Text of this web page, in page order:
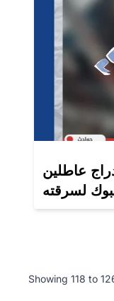
2024.. استدراج عاطلين
لسرقته
Showing 118 to